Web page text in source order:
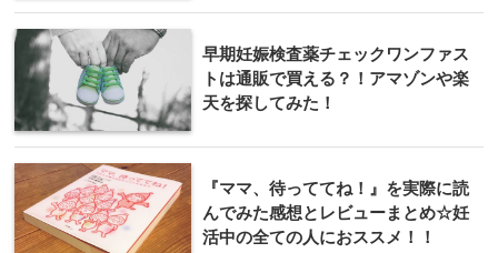
早期妊娠検査薬チェックワンファス
トは通販で買える？！アマゾンや楽
天を探してみた！
『ママ、待っててね！』を実際に読
んでみた感想とレビューまとめ☆妊
活中の全ての人におススメ！！